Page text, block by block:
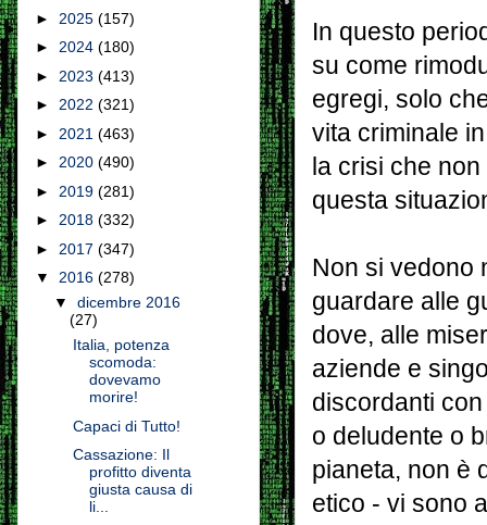
In questo
su come
egregi, solo
vita criminale
la crisi che
questa
Non si vedono
guardare alle
dove, alle
aziende e
discordanti
o deludente o
pianeta, non è
etico - vi sono
► 2025 (157)
► 2024 (180)
► 2023 (413)
► 2022 (321)
► 2021 (463)
► 2020 (490)
► 2019 (281)
► 2018 (332)
► 2017 (347)
▼ 2016 (278)
▼ dicembre 2016
(27)
Italia, potenza
scomoda:
dovevamo
morire!
Capaci di Tutto!
Cassazione: Il
profitto diventa
giusta causa di
li...